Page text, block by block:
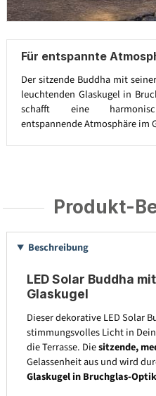
Für entspannte
Der sitzende Buddha mit
leuchtenden Glaskugel in
schafft eine
entspannende Atmosphäre im
Produkt-
Beschreibung
LED Solar Buddha
Glaskugel
Dieser dekorative LED Solar
stimmungsvolles Licht in
die Terrasse. Diesitzende,
Gelassenheit aus und wird
Glaskugel in Bruchglas-Optik